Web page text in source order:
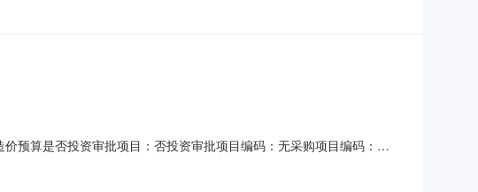
预算是否投资审批项目：否投资审批项目编码：无采购项目编码：
日）资质要求：选取中介方式：邀请直选+竞价直购企业：中科盛世设